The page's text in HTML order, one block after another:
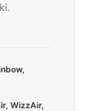
,
, WizzAir,